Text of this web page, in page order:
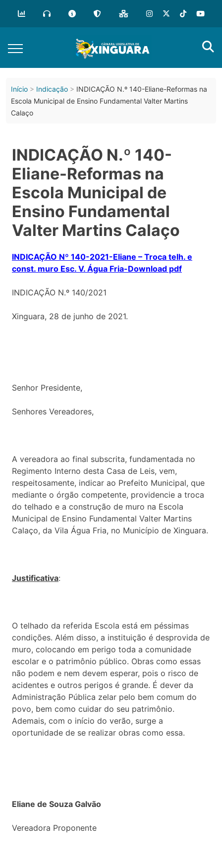
Início Indicação
INDICAÇÃO N.º 140-Eliane-Reformas na
Escola Municipal de Ensino Fundamental Valter Martins
Calaço
INDICAÇÃO N.º 140-
Eliane-Reformas na
Escola Municipal de
Ensino Fundamental
Valter Martins Calaço
INDICAÇÃO Nº 140-2021-Eliane – Troca telh. e
const. muro Esc. V. Água Fria-Download pdf
INDICAÇÃO N.º 140/2021
Xinguara, 28 de junho de 2021.
Senhor Presidente,
Senhores Vereadores,
A vereadora ao final subscrita, fundamentada no
Regimento Interno desta Casa de Leis, vem,
respeitosamente, indicar ao Prefeito Municipal, que
mediante o órgão competente, providencie a troca
do telhado e a construção de muro na Escola
Municipal de Ensino Fundamental Valter Martins
Calaço, da Vila Água Fria, no Município de Xinguara.
Justificativa:
O telhado da referida Escola está em péssimas
condições. Além disso, a instituição é desprovida de
muro, colocando em perigo toda a comunidade
escolar e o patrimônio público. Obras como essas
não podem e nem devem esperar, pois o risco de
acidentes e outros perigos é grande. É dever da
Administração Pública zelar pelo bem comum do
povo, bem como cuidar do seu patrimônio.
Ademais, com o início do verão, surge a
oportunidade de se realizar obras como essa.
Eliane de Souza Galvão
Vereadora Proponente